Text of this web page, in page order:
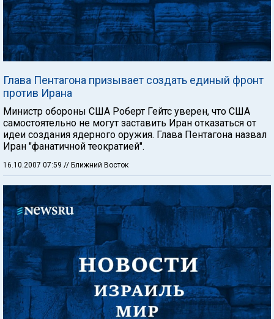
Глава Пентагона призывает создать единый фронт
против Ирана
Министр обороны США Роберт Гейтс уверен, что США
самостоятельно не могут заставить Иран отказаться от
идеи создания ядерного оружия. Глава Пентагона назвал
Иран "фанатичной теократией".
16.10.2007 07:59 // Ближний Восток